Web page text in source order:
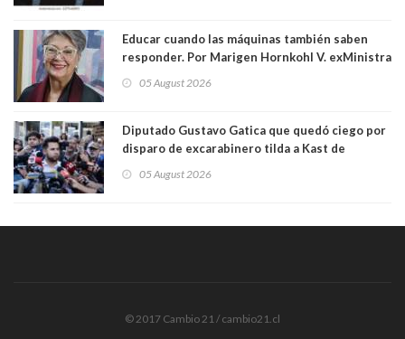
Educar cuando las máquinas también saben
responder. Por Marigen Hornkohl V. exMinistra
05 August 2026
Diputado Gustavo Gatica que quedó ciego por
disparo de excarabinero tilda a Kast de
absolución del exuniformado. Presidente DC
05 August 2026
© 2017 Cambio 21 / cambio21.cl